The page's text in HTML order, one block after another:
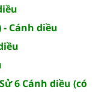
Cánh diều
6 Cánh diều (có